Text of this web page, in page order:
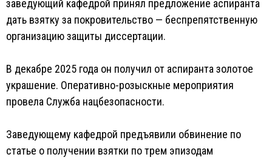
заведующий кафедрой принял предложение аспиранта
дать взятку за покровительство — беспрепятственную
организацию защиты диссертации.
В декабре 2025 года он получил от аспиранта золотое
украшение. Оперативно-розыскные мероприятия
провела Служба нацбезопасности.
Заведующему кафедрой предъявили обвинение по
статье о получении взятки по трем эпизодам